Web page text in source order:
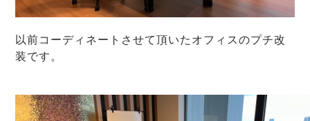
以前コーディネートさせて頂いたオフィスのプチ改
装です。